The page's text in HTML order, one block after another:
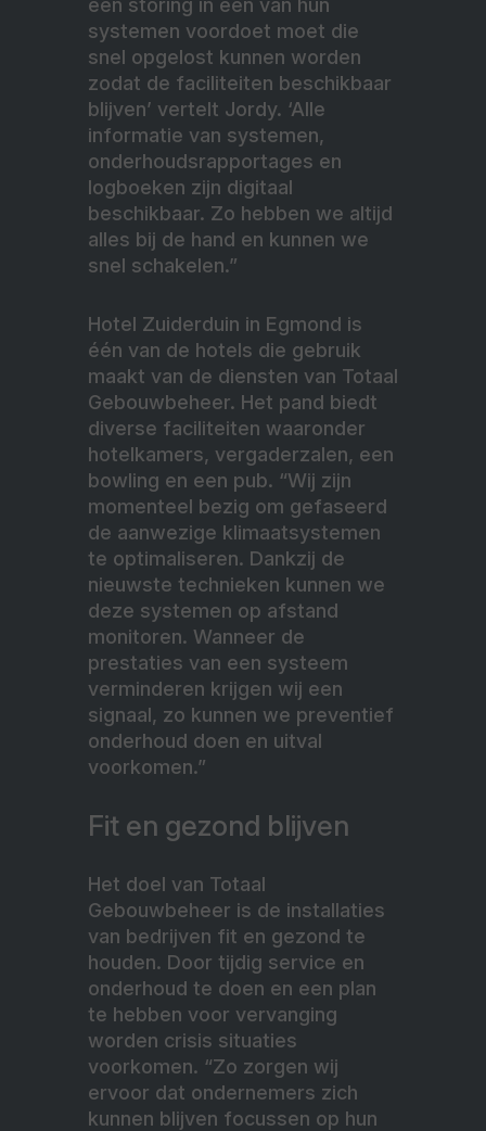
systemen voordoet moet die
snel opgelost kunnen worden
zodat de faciliteiten beschikbaar
blijven’ vertelt Jordy. ‘Alle
informatie van systemen,
onderhoudsrapportages en
logboeken zijn digitaal
beschikbaar. Zo hebben we altijd
alles bij de hand en kunnen we
snel schakelen.”
Hotel Zuiderduin in Egmond is
één van de hotels die gebruik
maakt van de diensten van Totaal
Gebouwbeheer. Het pand biedt
diverse faciliteiten waaronder
hotelkamers, vergaderzalen, een
bowling en een pub. “Wij zijn
momenteel bezig om gefaseerd
de aanwezige klimaatsystemen
te optimaliseren. Dankzij de
nieuwste technieken kunnen we
deze systemen op afstand
monitoren. Wanneer de
prestaties van een systeem
verminderen krijgen wij een
signaal, zo kunnen we preventief
onderhoud doen en uitval
voorkomen.”
Fit en gezond blijven
Het doel van Totaal
Gebouwbeheer is de installaties
van bedrijven fit en gezond te
houden. Door tijdig service en
onderhoud te doen en een plan
te hebben voor vervanging
worden crisis situaties
voorkomen. “Zo zorgen wij
ervoor dat ondernemers zich
kunnen blijven focussen op hun